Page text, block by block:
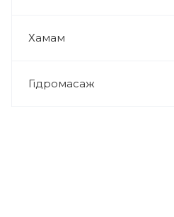
Хамам
Гідромасаж